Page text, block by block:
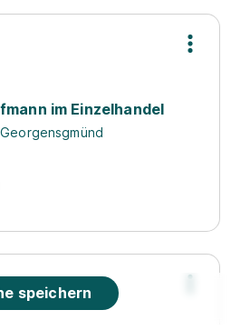
im Einzelhandel
Georgensgmünd
speichern